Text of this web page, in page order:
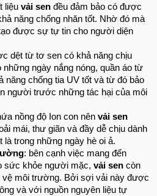
liệu vải sen đều đảm bảo có được
năng chống nhăn tốt. Nhờ đó mà
được sự tự tin cho người diện
dệt từ tơ sen có khả năng chịu
những ngày nắng nóng, quần áo từ
năng chống tia UV tốt và từ đó bảo
người trước những tác hại của môi
nồng độ Ion con nên vải sen
mái, thư giãn và đầy dễ chịu dành
trong những ngày hè oi ả.
: bên cạnh việc mang đến
sức khỏe người mặc, vải sen còn
vệ môi trường. Bởi sợi vải này được
và với nguồn nguyên liệu tự